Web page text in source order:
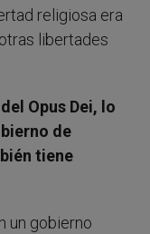
religiosa era
libertades
Opus Dei, lo
de
tiene
un gobierno